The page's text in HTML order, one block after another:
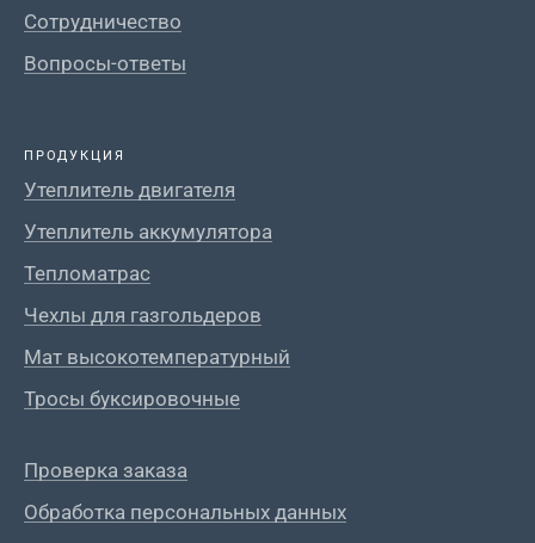
Сотрудничество
Вопросы-ответы
ПРОДУКЦИЯ
Утеплитель двигателя
Утеплитель аккумулятора
Тепломатрас
Чехлы для газгольдеров
Мат высокотемпературный
Тросы буксировочные
Проверка заказа
Обработка персональных данных